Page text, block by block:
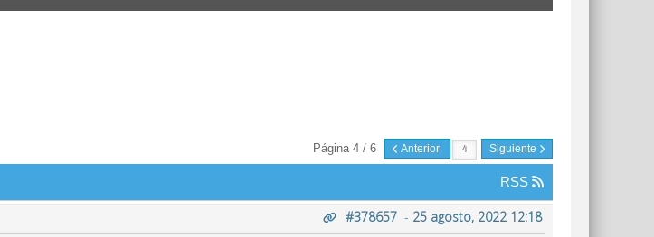
Página 4 / 6 Anterior Siguiente
RSS
#378657 - 25 agosto, 2022 12:18